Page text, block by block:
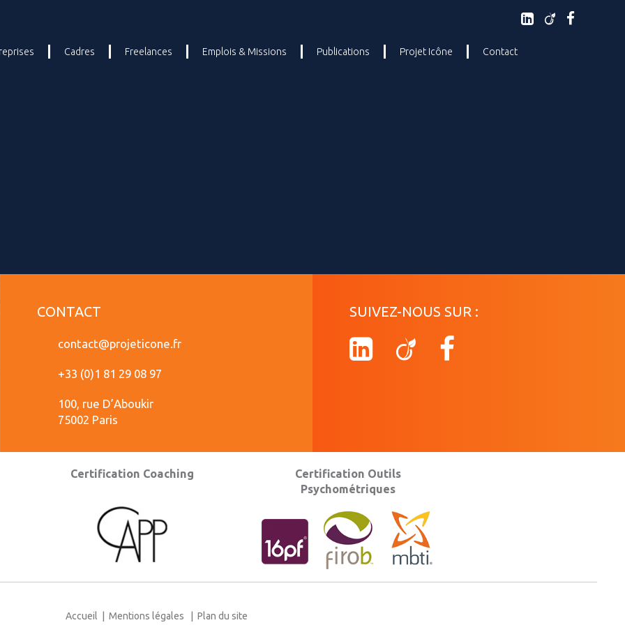
Cadres Freelances Emplois & Missions Publications Projet Icône Contact
CONTACT
contact@projeticone.fr
+33 (0)1 81 29 08 97
100, rue D’Aboukir
75002 Paris
SUIVEZ-NOUS SUR :
Certification Coaching
Certification Outils
Psychométriques
Accueil Mentions légales Plan du site